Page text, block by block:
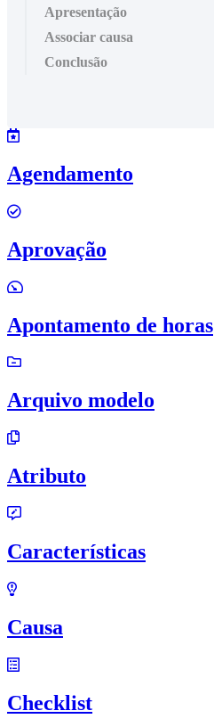
Apresentação
Associar causa
Conclusão
Agendamento
Aprovação
Apontamento de horas
Arquivo modelo
Atributo
Características
Causa
Checklist